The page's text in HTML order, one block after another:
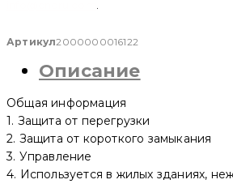
Артикул2000000016122
Описание
Общая информация
1. Защита от перегрузки
2. Защита от короткого замыкания
3. Управление
4. Используется в жилых зданиях,